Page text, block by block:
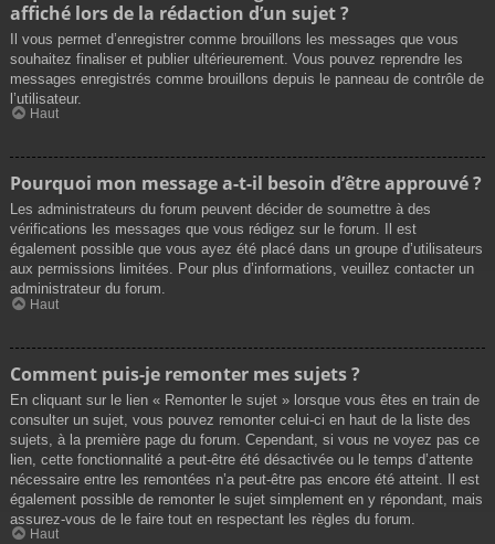
affiché lors de la rédaction d’un sujet ?
Il vous permet d’enregistrer comme brouillons les messages que vous
souhaitez finaliser et publier ultérieurement. Vous pouvez reprendre les
messages enregistrés comme brouillons depuis le panneau de contrôle de
l’utilisateur.
Haut
Pourquoi mon message a-t-il besoin d’être approuvé ?
Les administrateurs du forum peuvent décider de soumettre à des
vérifications les messages que vous rédigez sur le forum. Il est
également possible que vous ayez été placé dans un groupe d’utilisateurs
aux permissions limitées. Pour plus d’informations, veuillez contacter un
administrateur du forum.
Haut
Comment puis-je remonter mes sujets ?
En cliquant sur le lien « Remonter le sujet » lorsque vous êtes en train de
consulter un sujet, vous pouvez remonter celui-ci en haut de la liste des
sujets, à la première page du forum. Cependant, si vous ne voyez pas ce
lien, cette fonctionnalité a peut-être été désactivée ou le temps d’attente
nécessaire entre les remontées n’a peut-être pas encore été atteint. Il est
également possible de remonter le sujet simplement en y répondant, mais
assurez-vous de le faire tout en respectant les règles du forum.
Haut